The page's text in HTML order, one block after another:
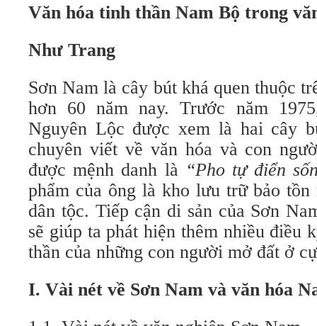
Văn hóa tinh thần Nam Bộ trong
Như Trang
Sơn Nam là cây bút khá quen thuộc
hơn 60 năm nay. Trước năm
Nguyên Lộc được xem là hai cây
chuyên viết về văn hóa và con
được mệnh danh là “Pho tự điển
phẩm của ông là kho lưu trữ bảo
dân tộc. Tiếp cận di sản của Sơn
sẽ giúp ta phát hiện thêm nhiều điều
thần của những con người mở đất ở
I. Vài nét về Sơn Nam và văn hóa